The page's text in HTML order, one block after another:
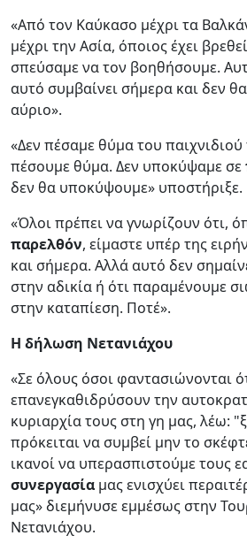
«Από τον Καύκασο μέχρι τα
μέχρι την Ασία, όποιος έχει
σπεύσαμε να τον βοηθήσουμε.
αυτό συμβαίνει σήμερα και δεν
αύριο».
«Δεν πέσαμε θύμα του παιχνιδιού
πέσουμε θύμα. Δεν υποκύψαμε σε
δεν θα υποκύψουμε» υποστήριξε.
«Όλοι πρέπει να γνωρίζουν ότι,
παρελθόν, είμαστε υπέρ της
και σήμερα. Αλλά αυτό δεν
στην αδικία ή ότι παραμένουμε
στην καταπίεση. Ποτέ».
Η δήλωση Νετανιάχου
«Σε όλους όσοι φαντασιώνονται
επανεγκαθιδρύσουν την
κυριαρχία τους στη γη μας, λέω:
πρόκειται να συμβεί μην το
ικανοί να υπερασπιστούμε τους
συνεργασία μας ενισχύει
μας» διεμήνυσε εμμέσως στην
Νετανιάχου.